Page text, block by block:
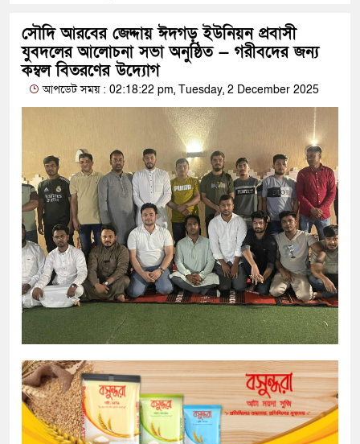
সৌদি আরবের জেদ্দায় ঈদগড় ইউনিয়ন প্রবাসী
যুবদলের আলোচনা সভা অনুষ্ঠিত — গরীবদের জন্য
কম্বল বিতরণের উদ্যোগ
আপডেট সময় : 02:18:22 pm, Tuesday, 2 December 2025